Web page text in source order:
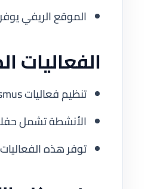
الموقع الريفي
الفعاليات
تنظيم فعاليات Erasmus+ للشباب، أحداث محلية ومبادرات ثقافية.
الأنشطة تشمل
توفر هذه